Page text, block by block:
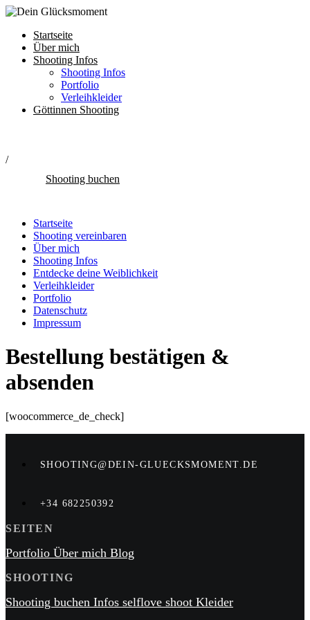
Startseite
Über mich
Shooting Infos
Shooting Infos
Portfolio
Verleihkleider
Göttinnen Shooting
/
Shooting buchen
Startseite
Shooting vereinbaren
Über mich
Shooting Infos
Entdecke deine Weiblichkeit
Verleihkleider
Portfolio
Datenschutz
Impressum
Bestellung bestätigen &
absenden
[woocommerce_de_check]
SHOOTING@DEIN-GLUECKSMOMENT.DE
+34 682250392
SEITEN
Portfolio Über mich Blog
SHOOTING
Shooting buchen Infos selflove shoot Kleider